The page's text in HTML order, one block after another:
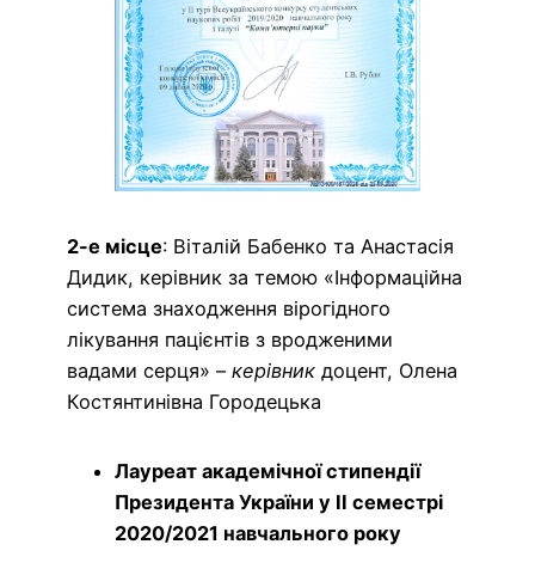
2-е місце: Віталій Бабенко та Анастасія
Дидик, керівник за темою «Інформаційна
система знаходження вірогідного
лікування пацієнтів з вродженими
вадами серця» – керівник доцент, Олена
Костянтинівна Городецька
Лауреат академічної стипендії
Президента України у ІІ семестрі
2020/2021 навчального року